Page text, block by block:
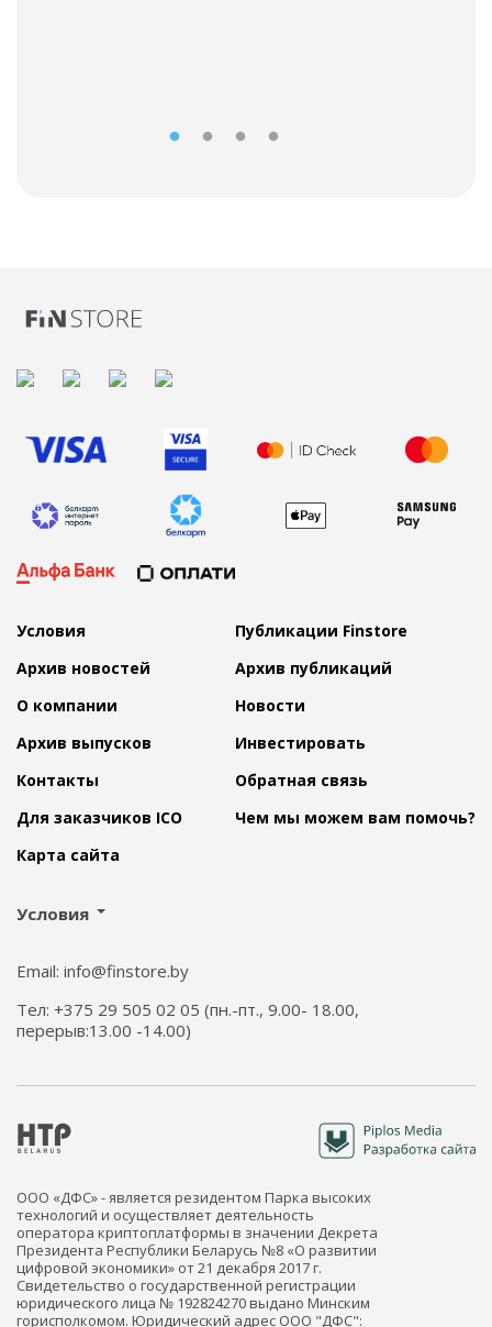
Условия
Публикации Finstore
Архив новостей
Архив публикаций
О компании
Новости
Архив выпусков
Инвестировать
Контакты
Обратная связь
Для заказчиков ICO
Чем мы можем вам помочь?
Карта сайта
Условия
Email: info@finstore.by
Тел: +375 29 505 02 05 (пн.-пт., 9.00- 18.00,
перерыв:13.00 -14.00)
ООО «ДФС» - является резидентом Парка высоких
технологий и осуществляет деятельность
оператора криптоплатформы в значении Декрета
Президента Республики Беларусь №8 «О развитии
цифровой экономики» от 21 декабря 2017 г.
Свидетельство о государственной регистрации
юридического лица № 192824270 выдано Минским
горисполкомом. Юридический адрес ООО "ДФС":